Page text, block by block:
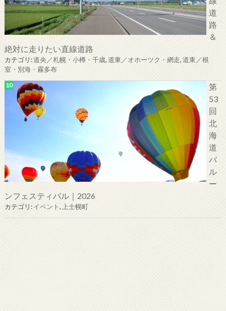
道
路
＆
絶対に走りたい直線道路
カテゴリ:道央／札幌・小樽・千歳,道東／オホーツク・網走,道東／根
室・別海・霧多布
第
53
回
北
海
道
バ
ル
ー
ンフェスティバル｜2026
カテゴリ:イベント, 上士幌町